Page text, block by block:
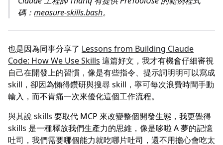
碼： measure-skills.bash。
也是因為同事分享了 Lessons from Building Claude
Code: How We Use Skills 這篇好文，我才有機會仔細審視
自己在開發上的習慣，像是有些指令、提示詞明明可以寫成
skill，卻因為懶得鑽研與搜尋 skill，寧可每次浪費時間手動
輸入，而不肯痛一次來優化這個工作流程。
與其說 skills 要取代 MCP 來改變整個開發生態，我更覺得
skills 是一種釋放我們生產力的思維，像是哆啦 A 夢的記憶
吐司，我們需要哪個能力就吃哪片吐司，還不用擔心會吃太